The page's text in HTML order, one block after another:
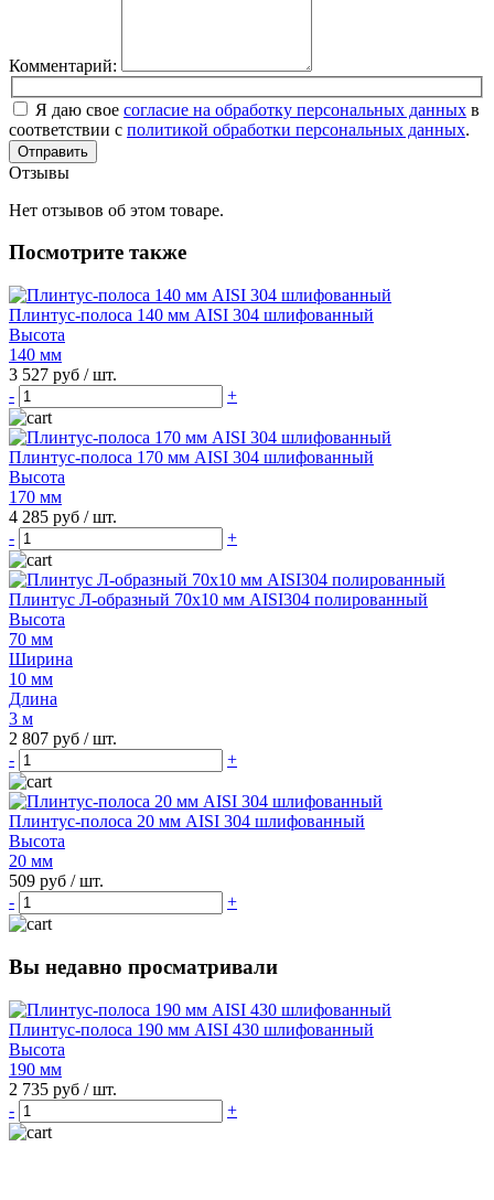
Комментарий:
Я даю свое согласие на обработку персональных данных в
соответствии с политикой обработки персональных данных.
Отправить
Отзывы
Нет отзывов об этом товаре.
Посмотрите также
Плинтус-полоса 140 мм AISI 304 шлифованный
Высота
140 мм
3 527 руб / шт.
-
+
Плинтус-полоса 170 мм AISI 304 шлифованный
Высота
170 мм
4 285 руб / шт.
-
+
Плинтус Л-образный 70х10 мм AISI304 полированный
Высота
70 мм
Ширина
10 мм
Длина
3 м
2 807 руб / шт.
-
+
Плинтус-полоса 20 мм AISI 304 шлифованный
Высота
20 мм
509 руб / шт.
-
+
Вы недавно просматривали
Плинтус-полоса 190 мм AISI 430 шлифованный
Высота
190 мм
2 735 руб / шт.
-
+